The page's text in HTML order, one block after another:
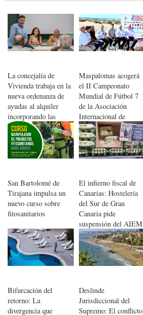
La concejalía de
Vivienda trabaja en la
nueva ordenanza de
ayudas al alquiler
incorporando las
sugerencias de la
ciudadanía
Maspalomas acogerá
el II Campeonato
Mundial de Fútbol 7
de la Asociación
Internacional de
Policías
San Bartolomé de
Tirajana impulsa un
nuevo curso sobre
fitosanitarios
El infierno fiscal de
Canarias: Hostelería
del Sur de Gran
Canaria pide
suspensión del AIEM
a los huevos para que
baje el precio
Bifurcación del
retorno: La
divergencia que
Deslinde
Jurisdiccional del
Supremo: El conflicto